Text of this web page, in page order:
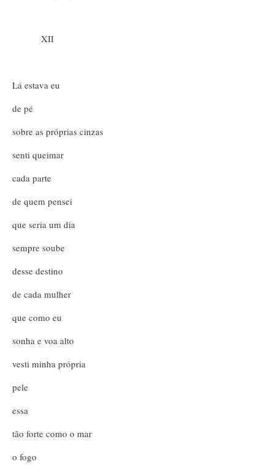
XII
Lá estava eu
de pé
sobre as próprias cinzas
senti queimar
cada parte
de quem pensei
que seria um dia
sempre soube
desse destino
de cada mulher
que como eu
sonha e voa alto
vesti minha própria
pele
essa
tão forte como o mar
o fogo